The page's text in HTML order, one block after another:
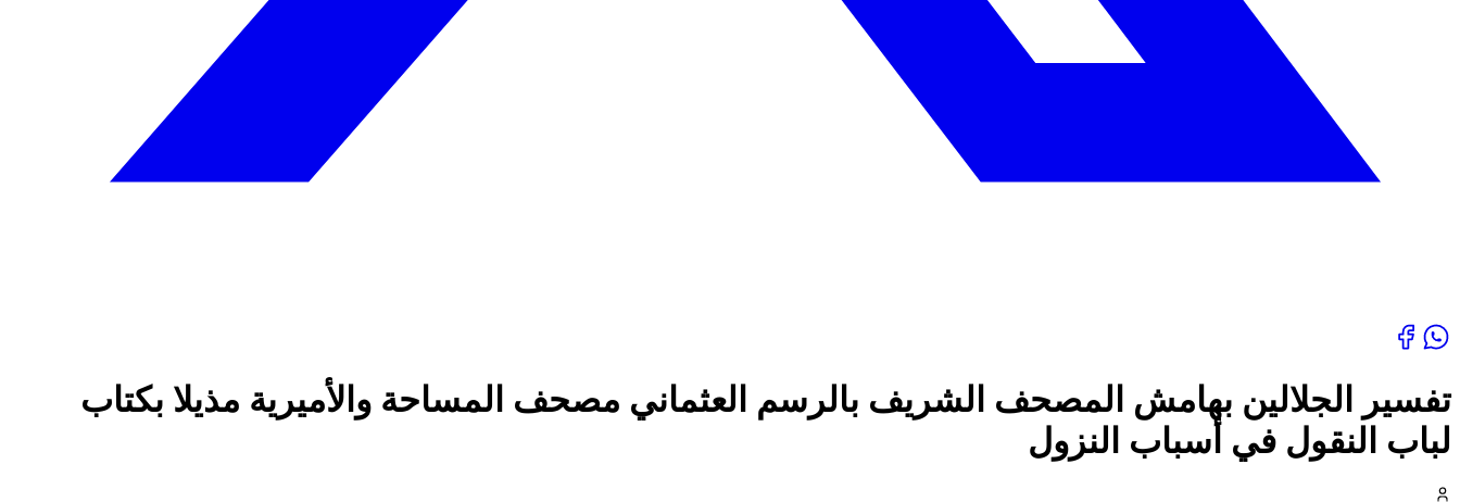
تفسير الجلالين بهامش المصحف الشريف بالرسم العثماني مصحف المساحة والأميرية مذيلا بكتاب
لباب النقول في أسباب النزول